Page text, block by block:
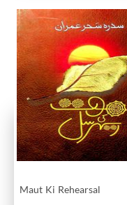
Maut Ki Rehearsal